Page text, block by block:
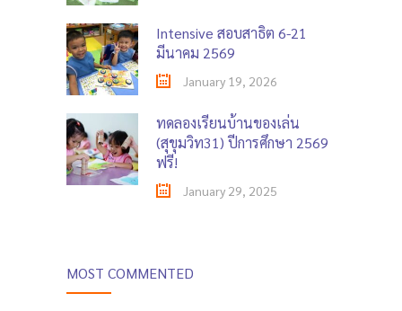
Intensive สอบสาธิต 6-21
มีนาคม 2569
January 19, 2026
ทดลองเรียนบ้านของเล่น
(สุขุมวิท31) ปีการศึกษา 2569
ฟรี!
January 29, 2025
MOST COMMENTED